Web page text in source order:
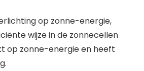
op zonne-energie,
wijze in de zonnecellen
op zonne-energie en heeft